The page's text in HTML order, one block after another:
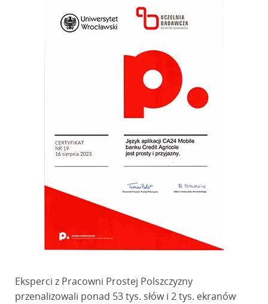
Eksperci z Pracowni Prostej Polszczyzny
przenalizowali ponad 53 tys. słów i 2 tys. ekranów